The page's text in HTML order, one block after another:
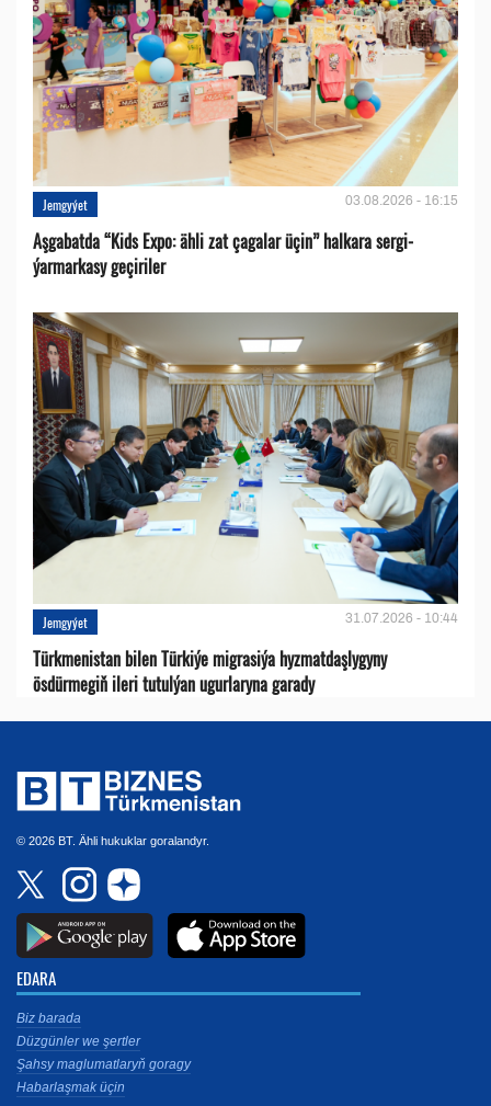
Jemgyýet 03.08.2026 - 16:15
Aşgabatda “Kids Expo: ähli zat çagalar üçin” halkara sergi-
ýarmarkasy geçiriler
Jemgyýet 31.07.2026 - 10:44
Türkmenistan bilen Türkiýe migrasiýa hyzmatdaşlygyny
ösdürmegiň ileri tutulýan ugurlaryna garady
© 2026 BT. Ähli hukuklar goralandyr.
EDARA
Biz barada
Düzgünler we şertler
Şahsy maglumatlaryň goragy
Habarlaşmak üçin